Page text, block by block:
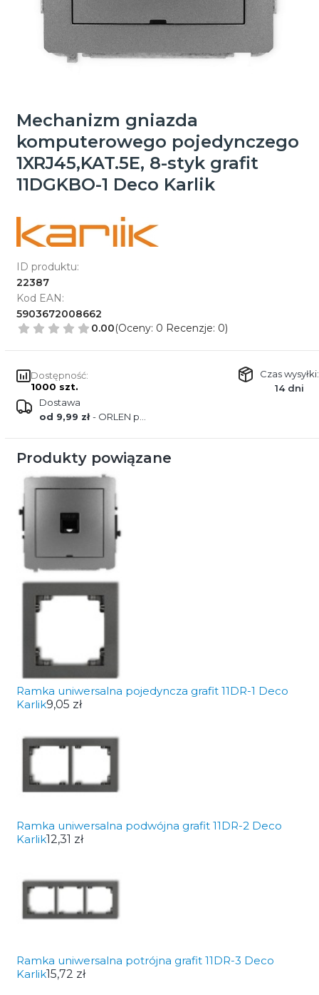
Mechanizm gniazda
komputerowego pojedynczego
1XRJ45,KAT.5E, 8-styk grafit
11DGKBO-1 Deco Karlik
ID produktu:
22387
Kod EAN:
5903672008662
0.00(Oceny: 0 Recenzje: 0)
Dostępność:
1000 szt.
Czas wysyłki:
14 dni
Dostawa
od 9,99 zł- ORLEN paczka
Produkty powiązane
Ramka uniwersalna pojedyncza grafit 11DR-1 Deco
Karlik9,05 zł
Ramka uniwersalna podwójna grafit 11DR-2 Deco
Karlik12,31 zł
Ramka uniwersalna potrójna grafit 11DR-3 Deco
Karlik15,72 zł